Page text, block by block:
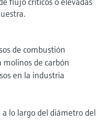
de combustión
de carbón
en la industria
lo largo del diámetro del